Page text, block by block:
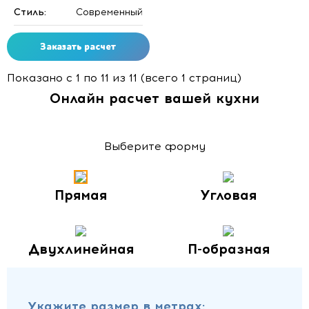
Стиль:
Современный
Заказать расчет
Показано с 1 по 11 из 11 (всего 1 страниц)
Онлайн расчет вашей кухни
Выберите форму
Прямая Угловая
Двухлинейная П-образная
Укажите размер в метрах: